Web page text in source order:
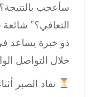
سأعجب
التعافي؟”
ذو خبرة يساعد
خلال التواصل
نفاد الصبر